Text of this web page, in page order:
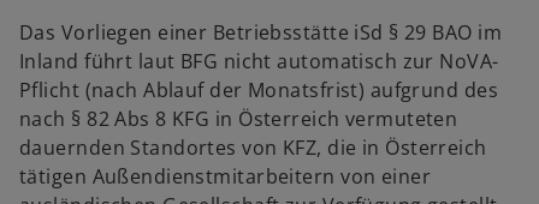
Das Vorliegen einer Betriebsstätte iSd § 29 BAO im
Inland führt laut BFG nicht automatisch zur NoVA-
Pflicht (nach Ablauf der Monatsfrist) aufgrund des
nach § 82 Abs 8 KFG in Österreich vermuteten
dauernden Standortes von KFZ, die in Österreich
tätigen Außendienstmitarbeitern von einer